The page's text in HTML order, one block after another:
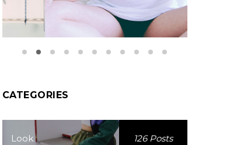
CATEGORIES
Look 126 Posts